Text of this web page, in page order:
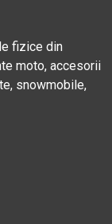
fizice din
moto, accesorii
snowmobile,